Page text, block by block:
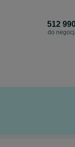
512
do